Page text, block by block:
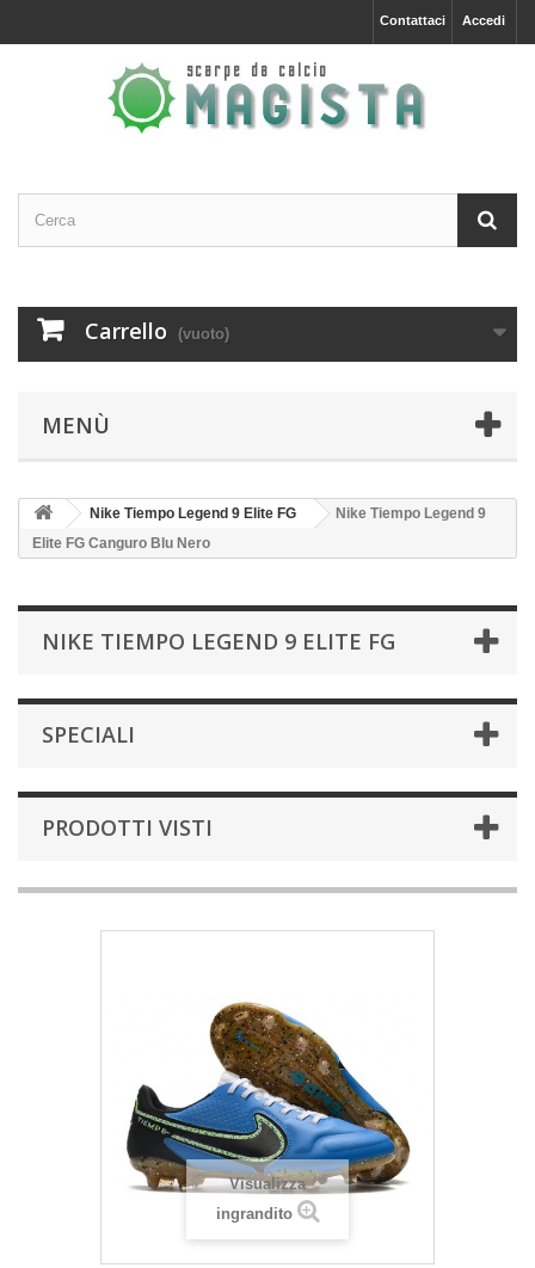
Accedi
Contattaci
Carrello (vuoto)
MENÙ
Nike Tiempo Legend 9 Elite FG
Nike Tiempo Legend 9
Elite FG Canguro Blu Nero
NIKE TIEMPO LEGEND 9 ELITE FG
SPECIALI
PRODOTTI VISTI
Visualizza
ingrandito